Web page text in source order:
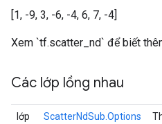
[1, -9, 3, -6, -4, 6, 7, -4]
Xem `tf.scatter_nd` để biết
Các lớp lồng nhau
lớp
ScatterNdSub.Options